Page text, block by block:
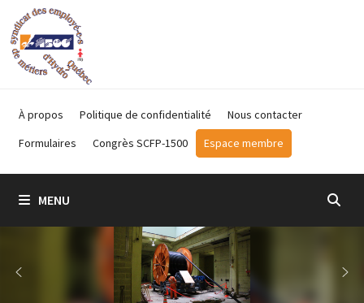
Passer
au
contenu
À propos Politique de confidentialité
Nous contacter
Formulaires
Congrès SCFP-1500 Espace membre
MENU